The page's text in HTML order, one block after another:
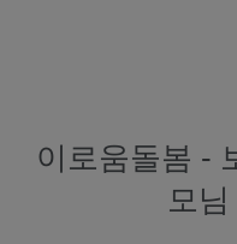
이로움돌봄 -
모